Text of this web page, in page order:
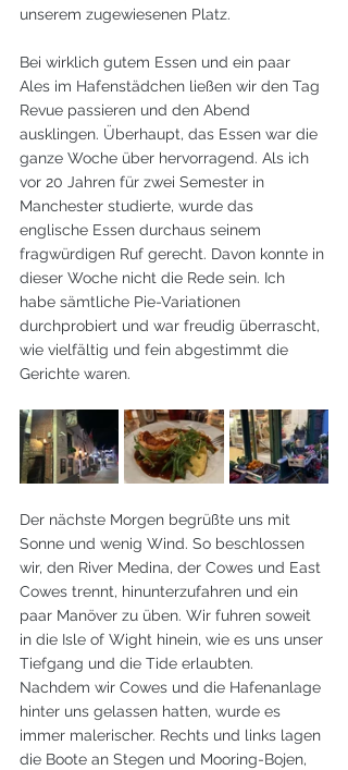
unserem zugewiesenen Platz.
Bei wirklich gutem Essen und ein paar
Ales im Hafenstädchen ließen wir den Tag
Revue passieren und den Abend
ausklingen. Überhaupt, das Essen war die
ganze Woche über hervorragend. Als ich
vor 20 Jahren für zwei Semester in
Manchester studierte, wurde das
englische Essen durchaus seinem
fragwürdigen Ruf gerecht. Davon konnte in
dieser Woche nicht die Rede sein. Ich
habe sämtliche Pie-Variationen
durchprobiert und war freudig überrascht,
wie vielfältig und fein abgestimmt die
Gerichte waren.
Der nächste Morgen begrüßte uns mit
Sonne und wenig Wind. So beschlossen
wir, den River Medina, der Cowes und East
Cowes trennt, hinunterzufahren und ein
paar Manöver zu üben. Wir fuhren soweit
in die Isle of Wight hinein, wie es uns unser
Tiefgang und die Tide erlaubten.
Nachdem wir Cowes und die Hafenanlage
hinter uns gelassen hatten, wurde es
immer malerischer. Rechts und links lagen
die Boote an Stegen und Mooring-Bojen,